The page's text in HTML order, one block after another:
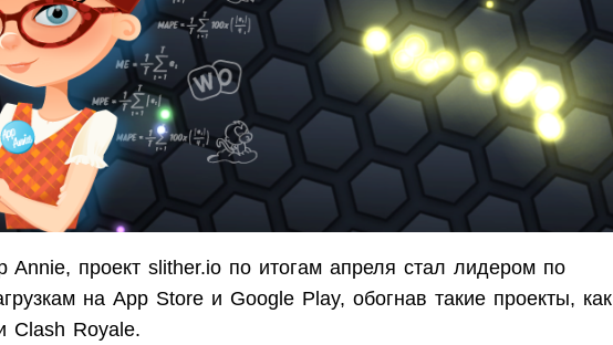
Annie, проект slither.io по итогам апреля стал лидером по
на App Store и Google Play, обогнав такие проекты, как
Clash Royale.